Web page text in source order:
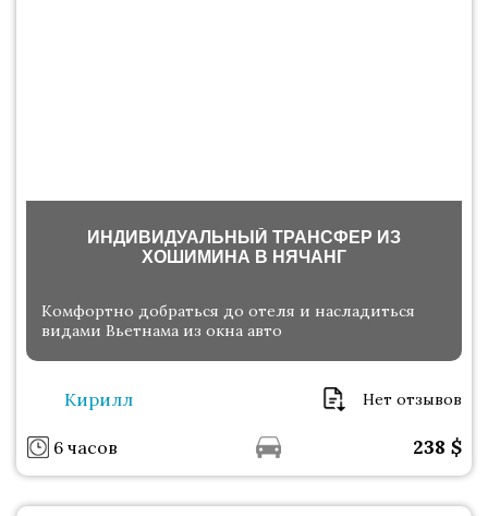
ИНДИВИДУАЛЬНЫЙ ТРАНСФЕР ИЗ
ХОШИМИНА В НЯЧАНГ
Комфортно добраться до отеля и насладиться
видами Вьетнама из окна авто
Кирилл Нет отзывов
6 часов 238 $